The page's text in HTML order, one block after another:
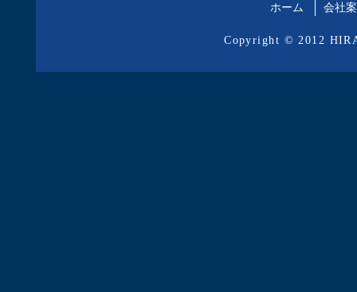
ホーム 会社
Copyright © 2012